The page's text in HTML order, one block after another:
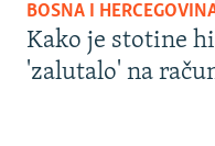
BOSNA I
Kako je stotine
'zalutalo' na